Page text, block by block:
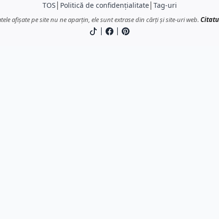
TOS Politică de confidențialitate│ Tag-uri
afișate pe site nu ne aparțin, ele sunt extrase din cărți și site-uri web.
| |